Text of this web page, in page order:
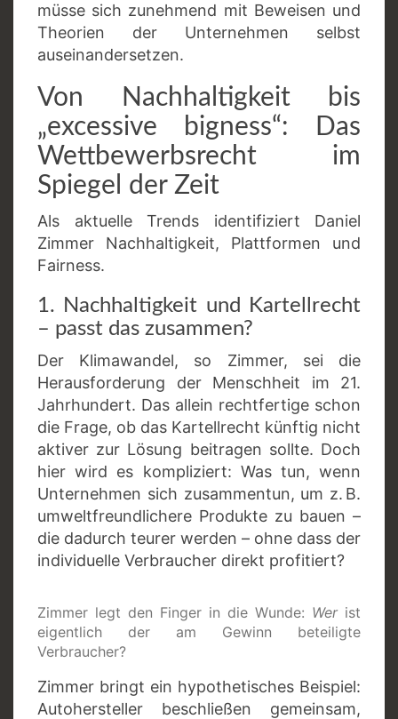
müsse sich zunehmend mit Beweisen und
Theorien der Unternehmen selbst
auseinandersetzen.
Von Nachhaltigkeit bis
„excessive bigness“: Das
Wettbewerbsrecht im
Spiegel der Zeit
Als aktuelle Trends identifiziert Daniel
Zimmer Nachhaltigkeit, Plattformen und
Fairness.
1. Nachhaltigkeit und Kartellrecht
– passt das zusammen?
Der Klimawandel, so Zimmer, sei die
Herausforderung der Menschheit im 21.
Jahrhundert. Das allein rechtfertige schon
die Frage, ob das Kartellrecht künftig nicht
aktiver zur Lösung beitragen sollte. Doch
hier wird es kompliziert: Was tun, wenn
Unternehmen sich zusammentun, um z. B.
umweltfreundlichere Produkte zu bauen –
die dadurch teurer werden – ohne dass der
individuelle Verbraucher direkt profitiert?
Zimmer legt den Finger in die Wunde: Wer ist
eigentlich der am Gewinn beteiligte
Verbraucher?
Zimmer bringt ein hypothetisches Beispiel:
Autohersteller beschließen gemeinsam,